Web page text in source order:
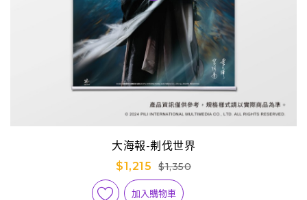
大海報-刜伐世界
$1,215
$1,350
加入購物車